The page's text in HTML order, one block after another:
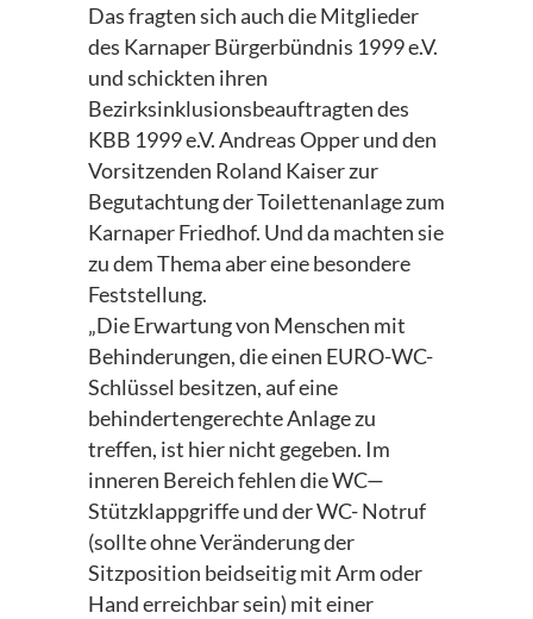
Das fragten sich auch die Mitglieder
des Karnaper Bürgerbündnis 1999 e.V.
und schickten ihren
Bezirksinklusionsbeauftragten des
KBB 1999 e.V. Andreas Opper und den
Vorsitzenden Roland Kaiser zur
Begutachtung der Toilettenanlage zum
Karnaper Friedhof. Und da machten sie
zu dem Thema aber eine besondere
Feststellung.
„Die Erwartung von Menschen mit
Behinderungen, die einen EURO-WC-
Schlüssel besitzen, auf eine
behindertengerechte Anlage zu
treffen, ist hier nicht gegeben. Im
inneren Bereich fehlen die WC—
Stützklappgriffe und der WC- Notruf
(sollte ohne Veränderung der
Sitzposition beidseitig mit Arm oder
Hand erreichbar sein) mit einer